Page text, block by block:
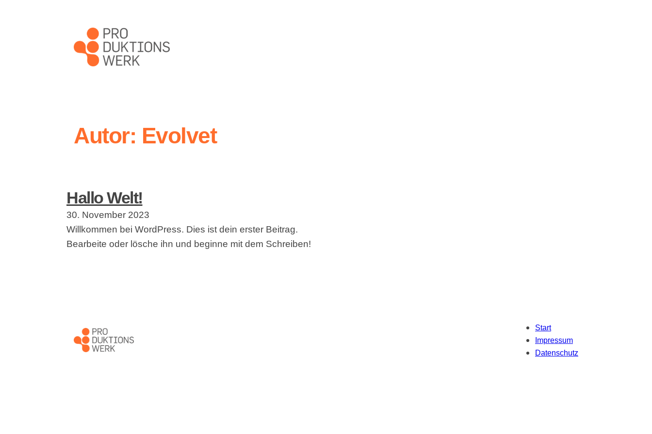
Autor: Evolvet
Hallo Welt!
30. November 2023
Willkommen bei WordPress. Dies ist dein erster Beitrag.
Bearbeite oder lösche ihn und beginne mit dem Schreiben!
Start
Impressum
Datenschutz